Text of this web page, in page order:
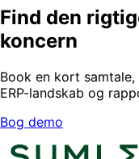
Find den
koncern
Book en kort
ERP-landskab og
Bog demo